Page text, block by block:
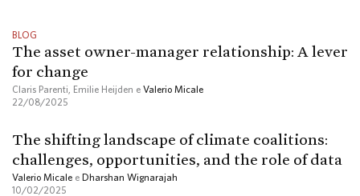
BLOG
The asset owner-manager relationship: A lever
for change
Claris Parenti, Emilie Heijden e Valerio Micale
22/08/2025
The shifting landscape of climate coalitions:
challenges, opportunities, and the role of data
Valerio Micale e Dharshan Wignarajah
10/02/2025